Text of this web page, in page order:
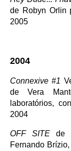
de Robyn Orlin
2005
2004
Connexive #1
de Vera
laboratórios,
2004
OFF SITE de
Fernando